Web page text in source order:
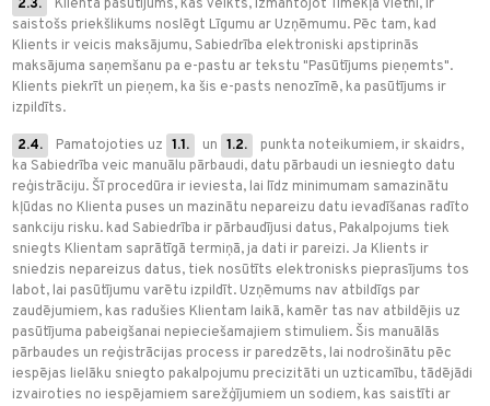
2.3.
Klienta pasūtījums, kas veikts, izmantojot Tīmekļa vietni, ir
saistošs priekšlikums noslēgt Līgumu ar Uzņēmumu. Pēc tam, kad
Klients ir veicis maksājumu, Sabiedrība elektroniski apstiprinās
maksājuma saņemšanu pa e-pastu ar tekstu "Pasūtījums pieņemts".
Klients piekrīt un pieņem, ka šis e-pasts nenozīmē, ka pasūtījums ir
izpildīts.
2.4. Pamatojoties uz 1.1. un 1.2.
punkta noteikumiem, ir skaidrs,
ka Sabiedrība veic manuālu pārbaudi, datu pārbaudi un iesniegto datu
reģistrāciju. Šī procedūra ir ieviesta, lai līdz minimumam samazinātu
kļūdas no Klienta puses un mazinātu nepareizu datu ievadīšanas radīto
sankciju risku. kad Sabiedrība ir pārbaudījusi datus, Pakalpojums tiek
sniegts Klientam saprātīgā termiņā, ja dati ir pareizi. Ja Klients ir
sniedzis nepareizus datus, tiek nosūtīts elektronisks pieprasījums tos
labot, lai pasūtījumu varētu izpildīt. Uzņēmums nav atbildīgs par
zaudējumiem, kas radušies Klientam laikā, kamēr tas nav atbildējis uz
pasūtījuma pabeigšanai nepieciešamajiem stimuliem. Šis manuālās
pārbaudes un reģistrācijas process ir paredzēts, lai nodrošinātu pēc
iespējas lielāku sniegto pakalpojumu precizitāti un uzticamību, tādējādi
izvairoties no iespējamiem sarežģījumiem un sodiem, kas saistīti ar